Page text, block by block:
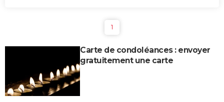
1
Carte de condoléances : envoyer
gratuitement une carte